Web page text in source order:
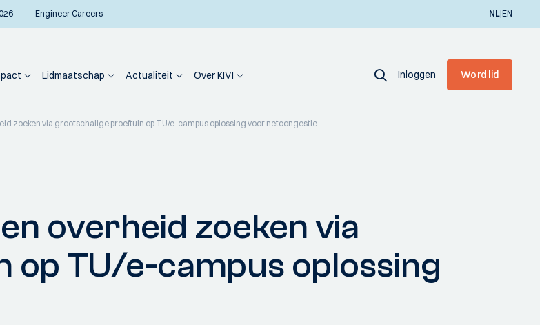
Engineer Careers NL|EN
Lidmaatschap Actualiteit Over KIVI Inloggen Word lid
zoeken via grootschalige proeftuin op TU/e-campus oplossing voor netcongestie
overheid zoeken via
TU/e-campus oplossing